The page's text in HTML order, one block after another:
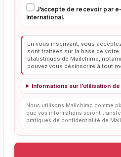
J’accepte de recevoir par
International.
En vous inscrivant, vous
sont traitées sur la base de
statistiques de Mailchimp,
pouvez vous désinscrire à tout
Informations sur l’utilisation
Nous utilisons Mailchimp comme
que vos informations seront
pratiques de confidentialité de